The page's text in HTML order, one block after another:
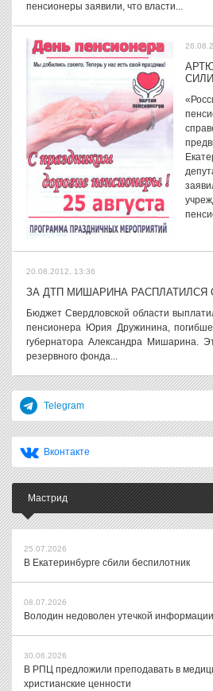
пенсионеры заявили, что власти...
20.08.2012, 13:36
ЗА ДТП МИШАРИНА
Бюджет Свердловской области
пенсионера Юрия Дружинина,
губернатора Александра Мишарина.
резервного фонда...
Telegram
Вконтакте
Мастрид
25.07.2026
В Екатеринбурге сбили беспилотник
08.07.2026
Володин недоволен утечкой
30.06.2026
В РПЦ предложили преподавать в
христианские ценности